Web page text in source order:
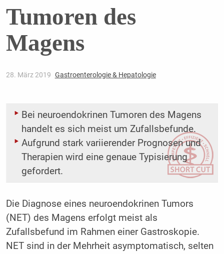
Tumoren des
Magens
28. März 2019 Gastroenterologie & Hepatologie
Bei neuroendokrinen Tumoren des Magens
handelt es sich meist um Zufallsbefunde.
Aufgrund stark variierender Prognosen und
Therapien wird eine genaue Typisierung
gefordert.
Die Diagnose eines neuroendokrinen Tumors
(NET) des Magens erfolgt meist als
Zufallsbefund im Rahmen einer Gastroskopie.
NET sind in der Mehrheit asymptomatisch, selten